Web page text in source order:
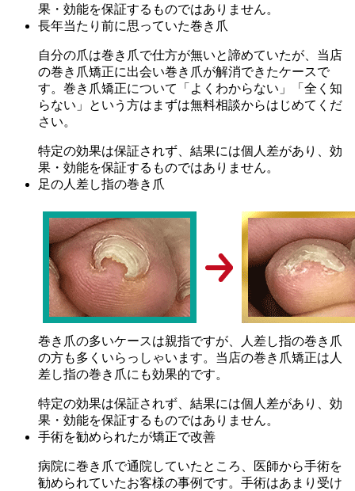
果・効能を保証するものではありません。
長年当たり前に思っていた巻き爪
自分の爪は巻き爪で仕方が無いと諦めていたが、当店
の巻き爪矯正に出会い巻き爪が解消できたケースで
す。巻き爪矯正について「よくわからない」「全く知
らない」という方はまずは無料相談からはじめてくだ
さい。
特定の効果は保証されず、結果には個人差があり、効
果・効能を保証するものではありません。
足の人差し指の巻き爪
巻き爪の多いケースは親指ですが、人差し指の巻き爪
の方も多くいらっしゃいます。当店の巻き爪矯正は人
差し指の巻き爪にも効果的です。
特定の効果は保証されず、結果には個人差があり、効
果・効能を保証するものではありません。
手術を勧められたが矯正で改善
病院に巻き爪で通院していたところ、医師から手術を
勧められていたお客様の事例です。手術はあまり受け